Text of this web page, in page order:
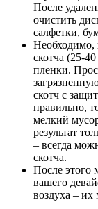
После
очистить
салфетки,
Необходимо,
скотча (25-
пленки.
скотч с
правильно,
мелкий
результат
– всегда
скотча.
После этого
вашего
воздуха –